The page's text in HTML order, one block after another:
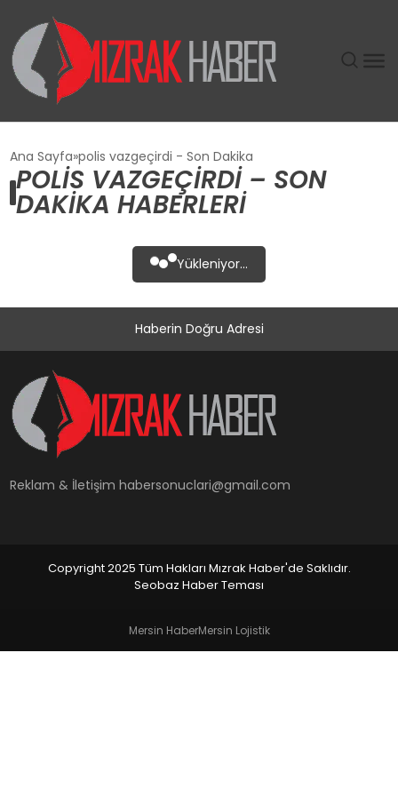
SIYASET
TEKNOLOJI
YAŞAM
Ana Sayfa polis vazgeçirdi - Son Dakika
POLIS VAZGEÇIRDI – SON
DAKIKA HABERLERI
Yükleniyor...
Haberin Doğru Adresi
Reklam & İletişimhabersonuclari@gmail.com
Copyright 2025 Tüm Hakları Mızrak Haber'de Saklıdır.
Seobaz Haber Teması
Mersin HaberMersin Lojistik